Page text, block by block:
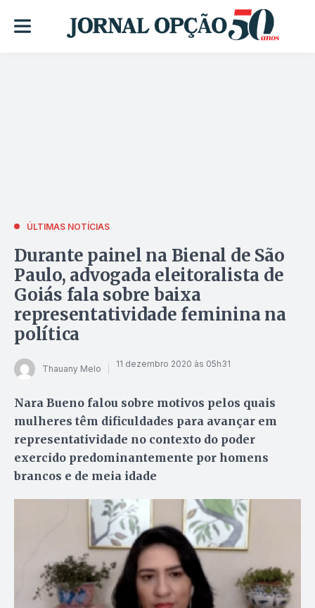
ÚLTIMAS NOTÍCIAS
Durante painel na Bienal de São
Paulo, advogada eleitoralista de
Goiás fala sobre baixa
representatividade feminina na
política
Thauany Melo 11 dezembro 2020 às 05h31
Nara Bueno falou sobre motivos pelos quais
mulheres têm dificuldades para avançar em
representatividade no contexto do poder
exercido predominantemente por homens
brancos e de meia idade